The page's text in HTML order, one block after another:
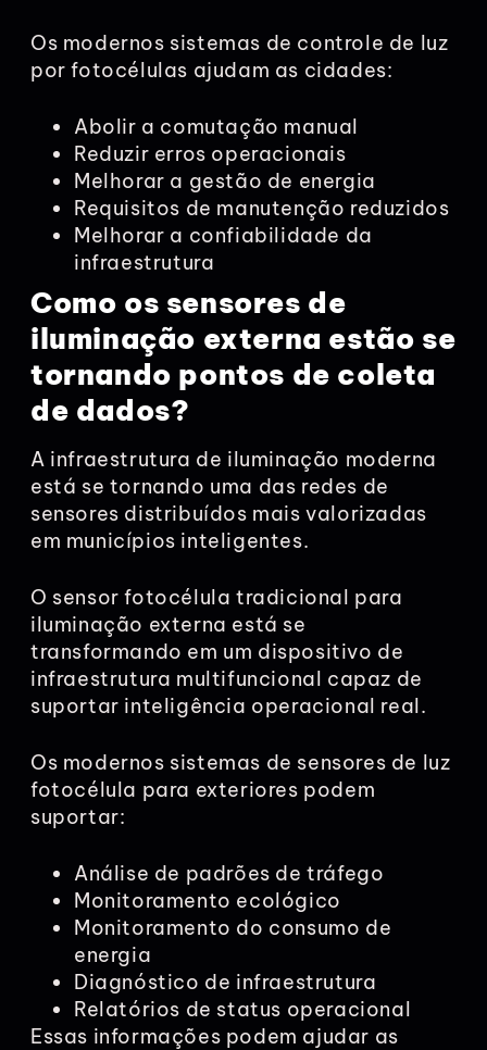
Os modernos sistemas de controle de luz
por fotocélulas ajudam as cidades:
Abolir a comutação manual
Reduzir erros operacionais
Melhorar a gestão de energia
Requisitos de manutenção reduzidos
Melhorar a confiabilidade da
infraestrutura
Como os sensores de
iluminação externa estão se
tornando pontos de coleta
de dados?
A infraestrutura de iluminação moderna
está se tornando uma das redes de
sensores distribuídos mais valorizadas
em municípios inteligentes.
O sensor fotocélula tradicional para
iluminação externa está se
transformando em um dispositivo de
infraestrutura multifuncional capaz de
suportar inteligência operacional real.
Os modernos sistemas de sensores de luz
fotocélula para exteriores podem
suportar:
Análise de padrões de tráfego
Monitoramento ecológico
Monitoramento do consumo de
energia
Diagnóstico de infraestrutura
Relatórios de status operacional
Essas informações podem ajudar as